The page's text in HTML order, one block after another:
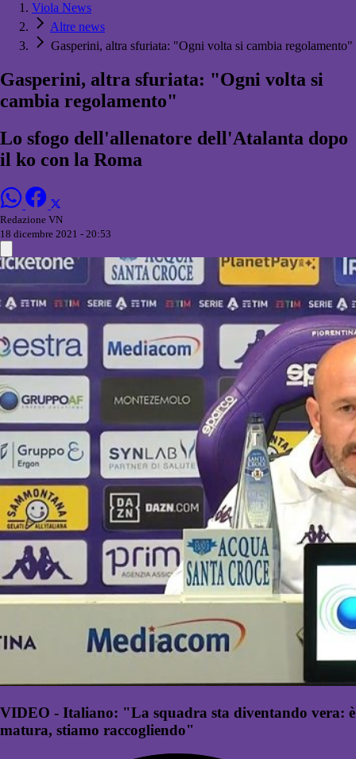
Viola News
Altre news
Gasperini, altra sfuriata: "Ogni volta si cambia regolamento"
Gasperini, altra sfuriata: "Ogni volta si
cambia regolamento"
Lo sfogo dell'allenatore dell'Atalanta dopo
il ko con la Roma
Redazione VN
18 dicembre 2021 - 20:53
VIDEO - Italiano: "La squadra sta diventando vera: è
matura, stiamo raccogliendo"